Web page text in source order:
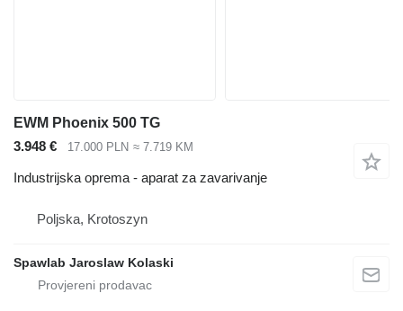
EWM Phoenix 500 TG
3.948 €
17.000 PLN ≈ 7.719 KM
Industrijska oprema - aparat za zavarivanje
Poljska, Krotoszyn
Spawlab Jaroslaw Kolaski